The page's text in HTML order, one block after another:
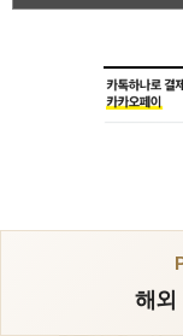
해외